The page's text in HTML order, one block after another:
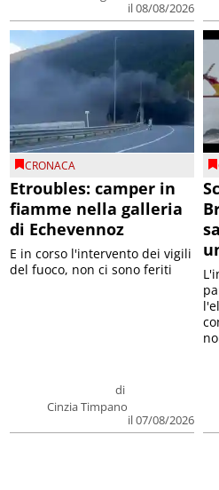
il 08/08/2026
CRONACA
Etroubles: camper in
fiamme nella galleria
di Echevennoz
di
Cinzia Timpano
il 07/08/2026
E in corso l'intervento dei vigili
del fuoco, non ci sono feriti